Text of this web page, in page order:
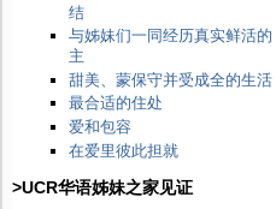
结
与姊妹们一同经历真实鲜活的
主
甜美、蒙保守并受成全的生活
最合适的住处
爱和包容
在爱里彼此担就
>UCR华语姊妹之家见证